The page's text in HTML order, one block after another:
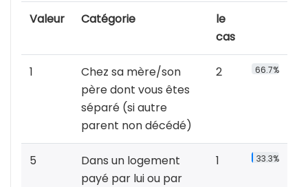
Valeur Catégorie
le
cas
1
Chez sa mère/son
père dont vous êtes
séparé (si autre
parent non décédé)
2 66.7%
5
Dans un logement
payé par lui ou par
1 33.3%